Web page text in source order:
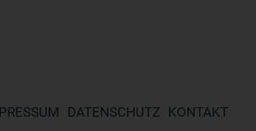
DATENSCHUTZ KONTAKT